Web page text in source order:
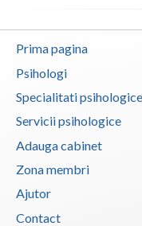
Tulcea
Vaslui
Vrancea
Prima pagina
Psihologi
Specialitati psihologice
Servicii psihologice
Adauga cabinet
Zona membri
Ajutor
Contact